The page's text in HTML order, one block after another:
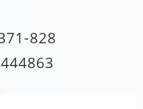
828